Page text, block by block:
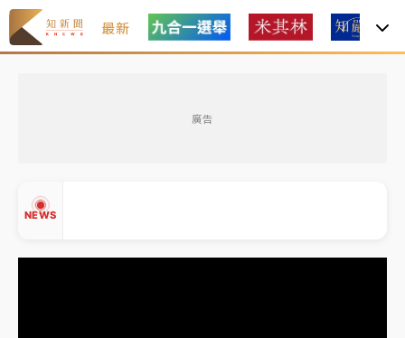
最新
廣告
NEWS
故宮《龍藏經》特展第2檔！今線上預約開賣一度塞車
周六起展出延長至晚上7時
台東農業處長涉圖利渡假村！東檢抗告成功 今重開羈